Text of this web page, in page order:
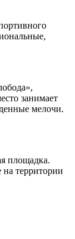
занимает
мелочи.
площадка.
на территории